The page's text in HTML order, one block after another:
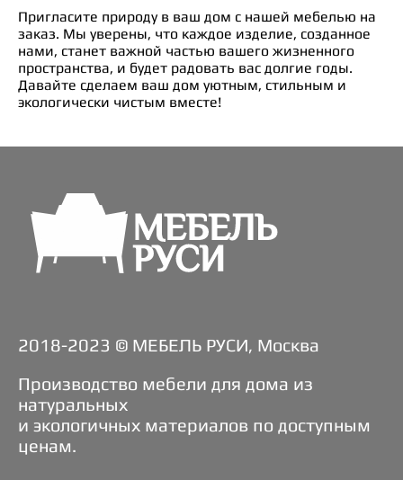
Пригласите природу в ваш дом с нашей мебелью на
заказ. Мы уверены, что каждое изделие, созданное
нами, станет важной частью вашего жизненного
пространства, и будет радовать вас долгие годы.
Давайте сделаем ваш дом уютным, стильным и
экологически чистым вместе!
2018-2023 © МЕБЕЛЬ РУСИ, Москва
Производство мебели для дома из
натуральных
и экологичных материалов по доступным
ценам.